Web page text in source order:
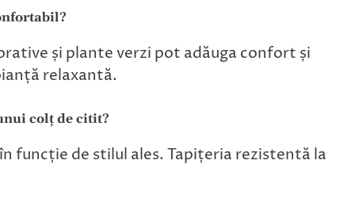
și plante verzi pot adăuga confort și
relaxantă.
colț de citit?
funcție de stilul ales. Tapițeria rezistentă la